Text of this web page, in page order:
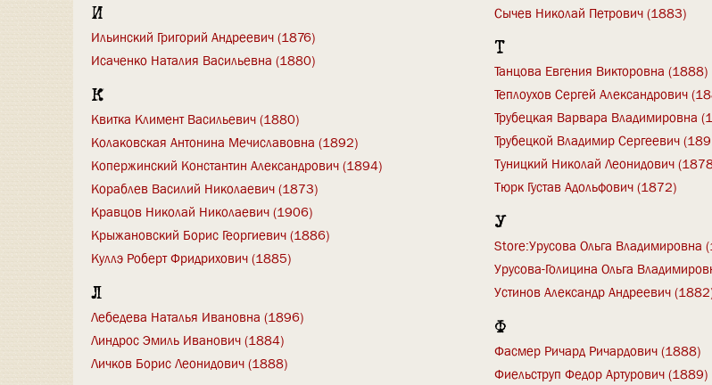
И
Ильинский Григорий Андреевич (1876)
Исаченко Наталия Васильевна (1880)
К
Квитка Климент Васильевич (1880)
Колаковская Антонина Мечиславовна (1892)
Копержинский Константин Александрович (1894)
Кораблев Василий Николаевич (1873)
Кравцов Николай Николаевич (1906)
Крыжановский Борис Георгиевич (1886)
Куллэ Роберт Фридрихович (1885)
Л
Лебедева Наталья Ивановна (1896)
Линдрос Эмиль Иванович (1884)
Личков Борис Леонидович (1888)
Сычев Николай Петрович (1883)
Т
Танцова Евгения Викторовна (1888)
Теплоухов Сергей Александрович
Трубецкая Варвара Владимировна
Трубецкой Владимир Сергеевич
Туницкий Николай Леонидович
Тюрк Густав Адольфович (1872)
У
Store:Урусова Ольга Владимировна
Урусова-Голицина Ольга
Устинов Александр Андреевич
Ф
Фасмер Ричард Ричардович (1888)
Фиельструп Федор Артурович (1889)